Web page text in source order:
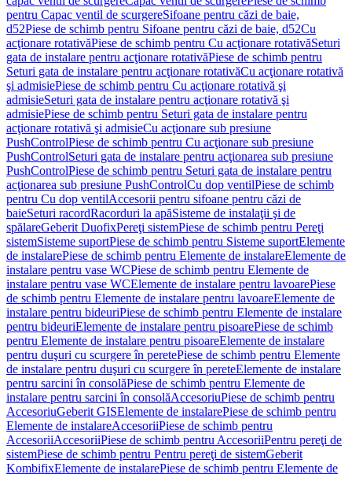
pentru Capac ventil de scurgereSifoane pentru căzi de baie,
d52Piese de schimb pentru Sifoane pentru căzi de baie, d52Cu
acţionare rotativăPiese de schimb pentru Cu acţionare rotativăSeturi
gata de instalare pentru acţionare rotativăPiese de schimb pentru
Seturi gata de instalare pentru acţionare rotativăCu acţionare rotativă
şi admisiePiese de schimb pentru Cu acţionare rotativă şi
admisieSeturi gata de instalare pentru acţionare rotativă şi
admisiePiese de schimb pentru Seturi gata de instalare pentru
acţionare rotativă şi admisieCu acţionare sub presiune
PushControlPiese de schimb pentru Cu acţionare sub presiune
PushControlSeturi gata de instalare pentru acţionarea sub presiune
PushControlPiese de schimb pentru Seturi gata de instalare pentru
acţionarea sub presiune PushControlCu dop ventilPiese de schimb
pentru Cu dop ventilAccesorii pentru sifoane pentru căzi de
baieSeturi racordRacorduri la apăSisteme de instalaţii şi de
spălareGeberit DuofixPereţi sistemPiese de schimb pentru Pereţi
sistemSisteme suportPiese de schimb pentru Sisteme suportElemente
de instalarePiese de schimb pentru Elemente de instalareElemente de
instalare pentru vase WCPiese de schimb pentru Elemente de
instalare pentru vase WCElemente de instalare pentru lavoarePiese
de schimb pentru Elemente de instalare pentru lavoareElemente de
instalare pentru bideuriPiese de schimb pentru Elemente de instalare
pentru bideuriElemente de instalare pentru pisoarePiese de schimb
pentru Elemente de instalare pentru pisoareElemente de instalare
pentru duşuri cu scurgere în peretePiese de schimb pentru Elemente
de instalare pentru duşuri cu scurgere în pereteElemente de instalare
pentru sarcini în consolăPiese de schimb pentru Elemente de
instalare pentru sarcini în consolăAccesoriuPiese de schimb pentru
AccesoriuGeberit GISElemente de instalarePiese de schimb pentru
Elemente de instalareAccesoriiPiese de schimb pentru
AccesoriiAccesoriiPiese de schimb pentru AccesoriiPentru pereţi de
sistemPiese de schimb pentru Pentru pereţi de sistemGeberit
KombifixElemente de instalarePiese de schimb pentru Elemente de